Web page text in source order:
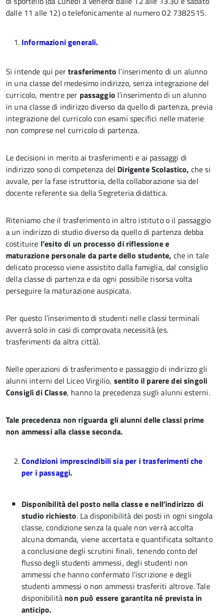
dalle 11 alle 12) o telefonicamente al numero 02 7382515.
Informazioni generali.
Si intende qui pertrasferimento l’inserimento di un alunno
in una classe del medesimo indirizzo, senza integrazione del
curricolo, mentre per passaggio l’inserimento di un alunno
in una classe di indirizzo diverso da quello di partenza, previa
integrazione del curricolo con esami specifici nelle materie
non comprese nel curricolo di partenza.
Le decisioni in merito ai trasferimenti e ai passaggi di
indirizzo sono di competenza del Dirigente Scolastico, che si
avvale, per la fase istruttoria, della collaborazione sia del
docente referente sia della Segreteria didattica.
Riteniamo che il trasferimento in altro istituto o il passaggio
a un indirizzo di studio diverso da quello di partenza debba
costituire l’esito di un processo di riflessione e
maturazione personale da parte dello studente, che in tale
delicato processo viene assistito dalla famiglia, dal consiglio
della classe di partenza e da ogni possibile risorsa volta
perseguire la maturazione auspicata.
Per questo l’inserimento di studenti nelle classi terminali
avverrà solo in casi di comprovata necessità (es.
trasferimenti da altra città).
Nelle operazioni di trasferimento e passaggio di indirizzo gli
alunni interni del Liceo Virgilio, sentito il parere dei singoli
Consigli di Classe, hanno la precedenza sugli alunni esterni.
Tale precedenza non riguarda gli alunni delle classi prime
non ammessi alla classe seconda.
Condizioni imprescindibili sia per i trasferimenti che
per i passaggi.
Disponibilità del posto nella classe e nell’indirizzo di
studio richiesto. La disponibilità dei posti in ogni singola
classe, condizione senza la quale non verrà accolta
alcuna domanda, viene accertata e quantificata soltanto
a conclusione degli scrutini finali, tenendo conto del
flusso degli studenti ammessi, degli studenti non
ammessi che hanno confermato l’iscrizione e degli
studenti ammessi o non ammessi trasferiti altrove. Tale
disponibilità non può essere garantita né prevista in
anticipo.